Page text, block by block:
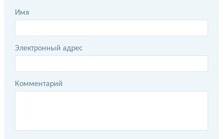
Имя
Электронный адрес
Комментарий